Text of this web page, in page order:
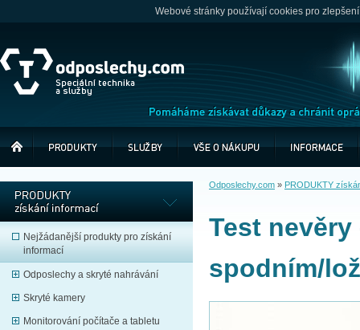
Webové stránky používají cookies pro
Nejžádanější produkty pro získání
informací
Odposlechy a skryté nahrávání
Skryté kamery
Monitorování počítače a tabletu
Odposlechy.com » PRODUKTY
Test
spodním/